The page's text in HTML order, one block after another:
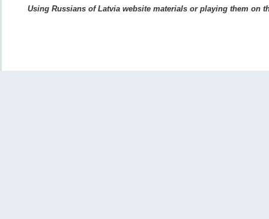
Using Russians of Latvia website materials or playing them on